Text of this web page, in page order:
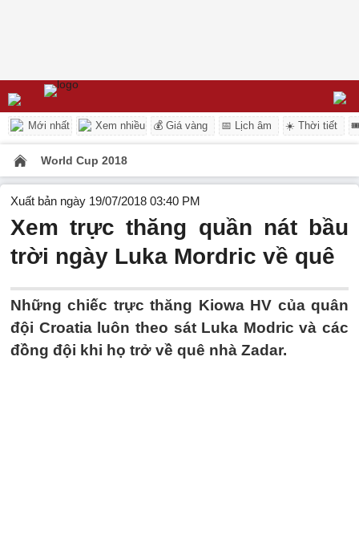
Mới nhất Xem nhiều 💰 Giá vàng 📅 Lịch âm ☀️ Thời tiết
World Cup 2018
Xuất bản ngày 19/07/2018 03:40 PM
Xem trực thăng quần nát bầu
trời ngày Luka Mordric về quê
Những chiếc trực thăng Kiowa HV của quân
đội Croatia luôn theo sát Luka Modric và các
đồng đội khi họ trở về quê nhà Zadar.